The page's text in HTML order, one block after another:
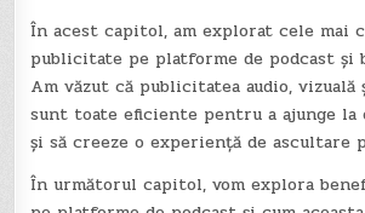
În acest capitol, am explorat cele mai
publicitate pe platforme de podcast și
Am văzut că publicitatea audio, vizuală
sunt toate eficiente pentru a ajunge la
și să creeze o experiență de ascultare
În următorul capitol, vom explora